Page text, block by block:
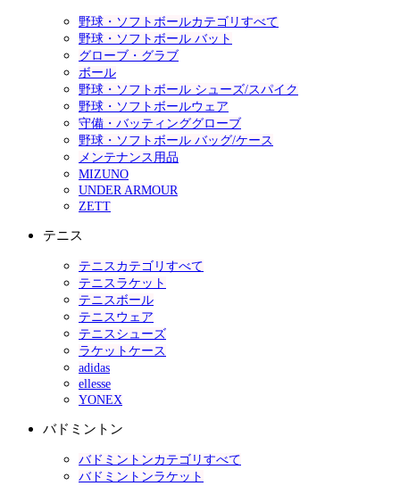
野球・ソフトボールカテゴリすべて
野球・ソフトボール バット
グローブ・グラブ
ボール
野球・ソフトボール シューズ/スパイク
野球・ソフトボールウェア
守備・バッティンググローブ
野球・ソフトボール バッグ/ケース
メンテナンス用品
MIZUNO
UNDER ARMOUR
ZETT
テニス
テニスカテゴリすべて
テニスラケット
テニスボール
テニスウェア
テニスシューズ
ラケットケース
adidas
ellesse
YONEX
バドミントン
バドミントンカテゴリすべて
バドミントンラケット